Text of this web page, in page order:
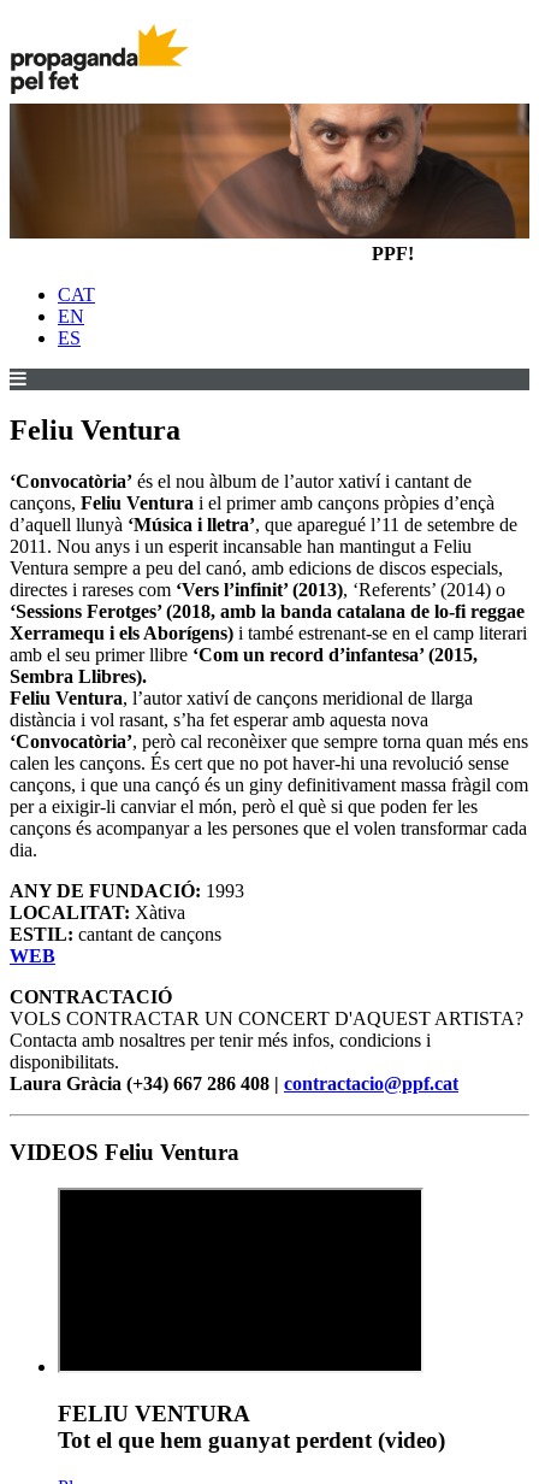
PPF!
CAT
EN
ES
Feliu Ventura
‘Convocatòria’ és el nou àlbum de l’autor xativí i cantant de
cançons, Feliu Ventura i el primer amb cançons pròpies d’ençà
d’aquell llunyà ‘Música i lletra’, que aparegué l’11 de setembre de
2011. Nou anys i un esperit incansable han mantingut a Feliu
Ventura sempre a peu del canó, amb edicions de discos especials,
directes i rareses com ‘Vers l’infinit’ (2013), ‘Referents’ (2014) o
‘Sessions Ferotges’ (2018, amb la banda catalana de lo-fi reggae
Xerramequ i els Aborígens) i també estrenant-se en el camp literari
amb el seu primer llibre ‘Com un record d’infantesa’ (2015,
Sembra Llibres).
Feliu Ventura, l’autor xativí de cançons meridional de llarga
distància i vol rasant, s’ha fet esperar amb aquesta nova
‘Convocatòria’, però cal reconèixer que sempre torna quan més ens
calen les cançons. És cert que no pot haver-hi una revolució sense
cançons, i que una cançó és un giny definitivament massa fràgil com
per a eixigir-li canviar el món, però el què si que poden fer les
cançons és acompanyar a les persones que el volen transformar cada
dia.
ANY DE FUNDACIÓ: 1993
LOCALITAT: Xàtiva
ESTIL: cantant de cançons
WEB
CONTRACTACIÓ
VOLS CONTRACTAR UN CONCERT D'AQUEST ARTISTA?
Contacta amb nosaltres per tenir més infos, condicions i
disponibilitats.
Laura Gràcia (+34) 667 286 408 | contractacio@ppf.cat
VIDEOS Feliu Ventura
FELIU VENTURA
Tot el que hem guanyat perdent (video)